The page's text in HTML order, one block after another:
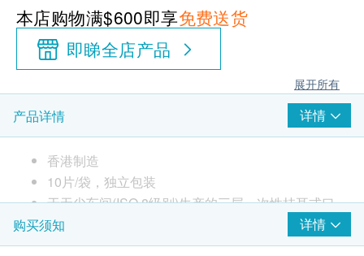
本店购物满$600即享免费送货
即睇全店产品
展开所有
产品详情 详情
香港制造
10片/袋，独立包装
于无尘车间(ISO 8级别)生产的三层一次性挂耳式口
罩
外层:高密度不织布阻水层防止飞沫进入
购买须知 详情